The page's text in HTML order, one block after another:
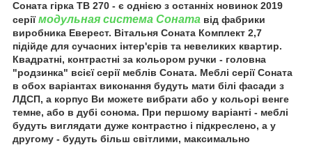
Соната гірка ТВ 270 - є однією з останніх новинок 2019
серіїмодульная система Соната від фабрики
виробника Еверест. Вітальня Соната Комплект 2,7
підійде для сучасних інтер'єрів та невеликих квартир.
Квадратні, контрастні за кольором ручки - головна
"родзинка" всієї серії меблів Соната. Меблі серії Соната
в обох варіантах виконання будуть мати білі фасади з
ЛДСП, а корпус Ви можете вибрати або у кольорі венге
темне, або в дубі сонома. При першому варіанті - меблі
будуть виглядати дуже контрастно і підкреслено, а у
другому - будуть більш світлими, максимально